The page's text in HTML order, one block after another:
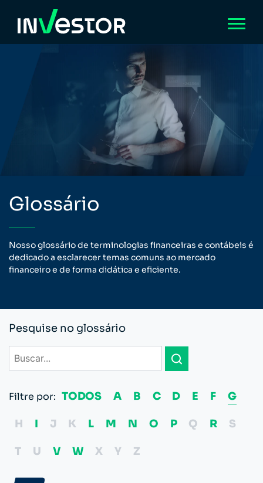
Glossário
Nosso glossário de terminologias financeiras e contábeis é
dedicado a esclarecer temas comuns ao mercado
financeiro e de forma didática e eficiente.
Pesquise no glossário
Filtre por: TODOS A B C D E F G
H I J K L M N O P Q R S
T U V W X Y Z